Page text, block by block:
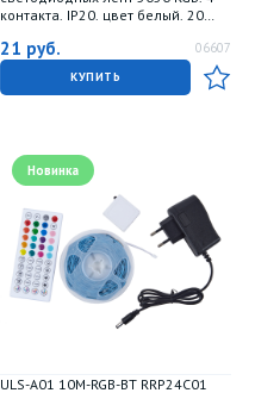
контакта. IP20. цвет белый. 20
21 руб. 06607
КУПИТЬ
Новинка
ULS-A01 10M-RGB-BT RRP24C01